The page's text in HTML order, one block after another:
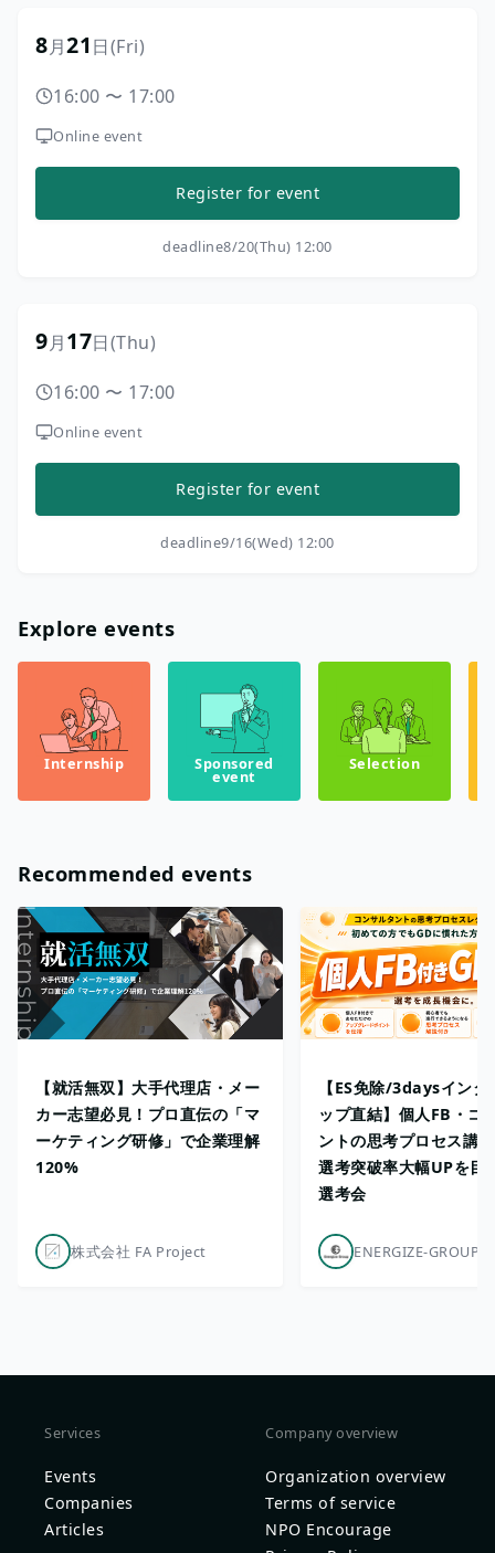
Explore events
Internship Sponsored
event
Selection
Recommended events
【就活無双】大手代理店・メー
カー志望必見！プロ直伝の「マ
ーケティング研修」で企業理解
120%
株式会社 FA Project
【ES免除/3daysインタ
ップ直結】個人FB・コ
ントの思考プロセス講
選考突破率大幅UPを目
選考会
ENERGIZE-GROUP
8月21日(Fri)
16:00 〜 17:00
Online event
Register for event
deadline8/20(Thu) 12:00
9月17日(Thu)
16:00 〜 17:00
Online event
Register for event
deadline9/16(Wed) 12:00
Services
Events
Companies
Articles
Company overview
Organization overview
Terms of service
NPO Encourage